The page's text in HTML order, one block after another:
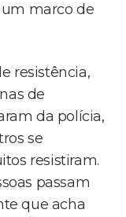
marco de
resistência,
de
da polícia,
se
resistiram.
passam
que acha